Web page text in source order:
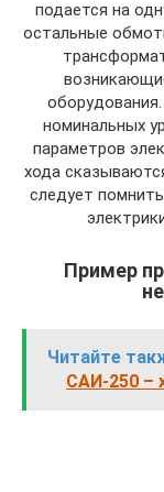
подается на
остальные
номинальных
параметров
хода
следует
Пример
Читайте
САИ-250 –